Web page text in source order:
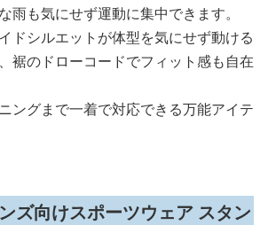
雨も気にせず運動に集中できます。
ドシルエットが体型を気にせず動ける
裾のドローコードでフィット感も自在
ングまで一着で対応できる万能アイテ
ズ向けスポーツウェア スタン